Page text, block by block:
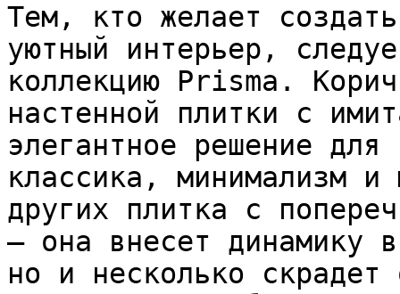
Тем, кто желает
уютный интерьер,
коллекцию Prisma.
настенной плитки с
элегантное решение
классика, минимализм
других плитка с
– она внесет динамику
но и несколько